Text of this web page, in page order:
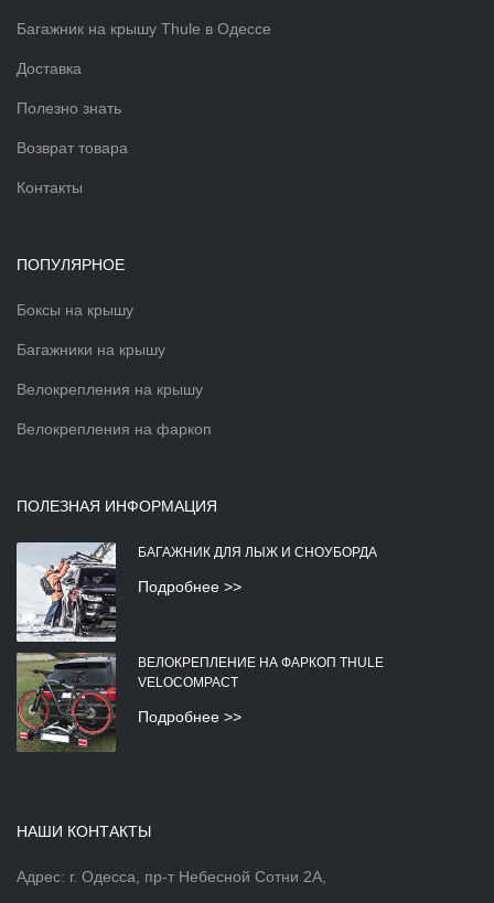
Багажник на крышу Thule в Одессе
Доставка
Полезно знать
Возврат товара
Контакты
ПОПУЛЯРНОЕ
Боксы на крышу
Багажники на крышу
Велокрепления на крышу
Велокрепления на фаркоп
ПОЛЕЗНАЯ ИНФОРМАЦИЯ
БАГАЖНИК ДЛЯ ЛЫЖ И СНОУБОРДА
Подробнее >>
ВЕЛОКРЕПЛЕНИЕ НА ФАРКОП THULE
VELOCOMPACT
Подробнее >>
НАШИ КОНТАКТЫ
Адрес: г. Одесса, пр-т Небесной Сотни 2А,